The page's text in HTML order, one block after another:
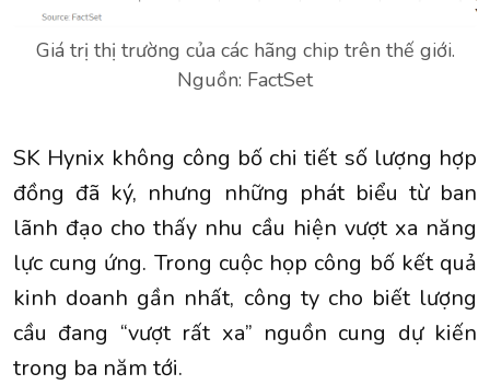
Giá trị thị trường của các hãng chip trên thế giới.
Nguồn: FactSet
SK Hynix không công bố chi tiết số lượng hợp
đồng đã ký, nhưng những phát biểu từ ban
lãnh đạo cho thấy nhu cầu hiện vượt xa năng
lực cung ứng. Trong cuộc họp công bố kết quả
kinh doanh gần nhất, công ty cho biết lượng
cầu đang “vượt rất xa” nguồn cung dự kiến
trong ba năm tới.